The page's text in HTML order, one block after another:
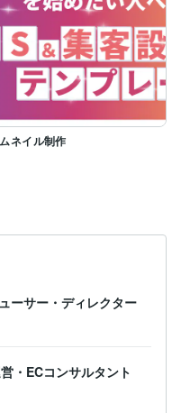
ネイル制作
ーサー・ディレクター
・ECコンサルタント